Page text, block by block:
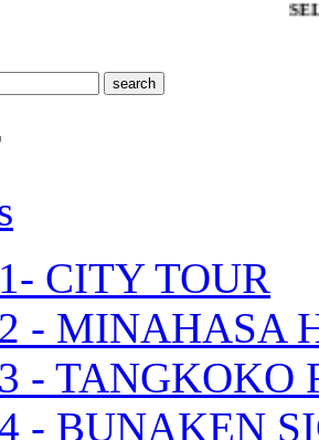
SELAMAT
CITY TOUR
- MINAHASA
- TANGKOKO
- BUNAKEN